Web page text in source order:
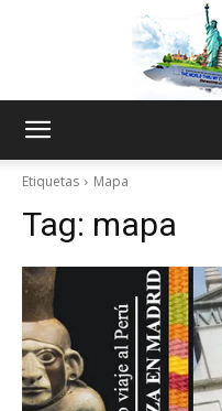
Etiquetas Mapa
Tag: mapa